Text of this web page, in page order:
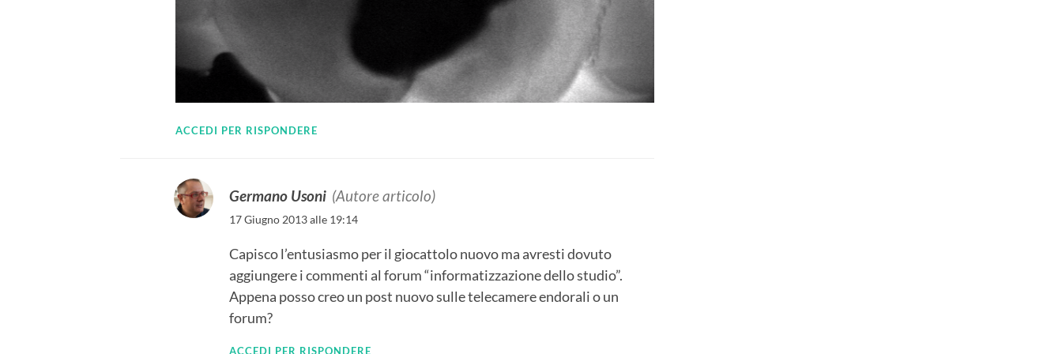
ACCEDI PER RISPONDERE
Germano Usoni (Autore articolo)
17 Giugno 2013 alle 19:14
Capisco l’entusiasmo per il giocattolo nuovo ma avresti dovuto
aggiungere i commenti al forum “informatizzazione dello studio”.
Appena posso creo un post nuovo sulle telecamere endorali o un
forum?
ACCEDI PER RISPONDERE